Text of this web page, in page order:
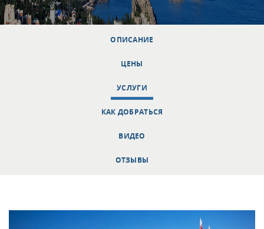
ОПИСАНИЕ
ЦЕНЫ
УСЛУГИ
КАК ДОБРАТЬСЯ
ВИДЕО
ОТЗЫВЫ